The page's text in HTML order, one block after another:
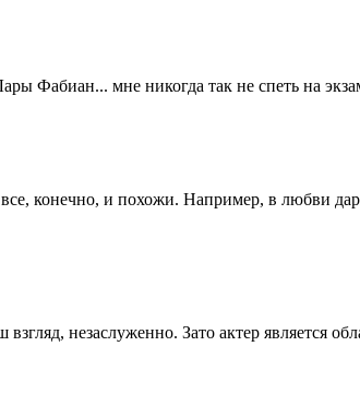
Фабиан... мне никогда так не спеть на
конечно, и похожи. Например, в любви
незаслуженно. Зато актер является